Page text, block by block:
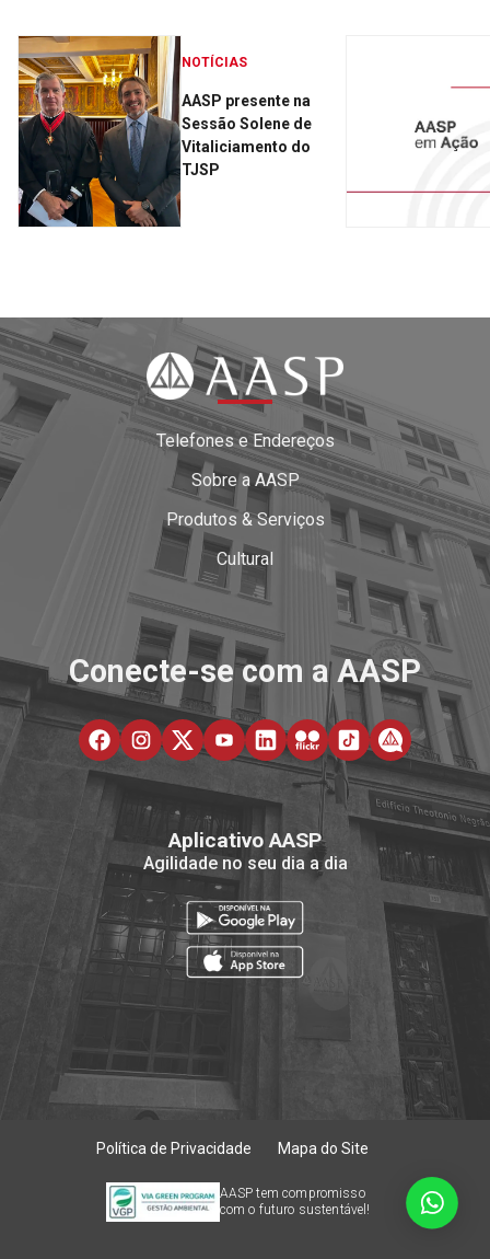
NOTÍCIAS
AASP presente na
Sessão Solene de
Vitaliciamento do
TJSP
Telefones e Endereços
Sobre a AASP
Produtos & Serviços
Cultural
Conecte-se com a AASP
Aplicativo AASP
Agilidade no seu dia a dia
Política de Privacidade Mapa do Site
AASP tem compromisso
com o futuro sustentável!